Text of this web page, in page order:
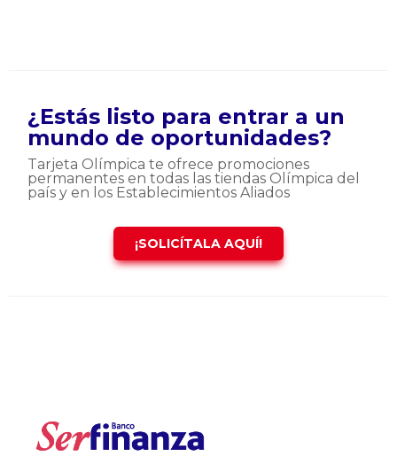
¿Estás listo para entrar a un
mundo de oportunidades?
Tarjeta Olímpica te ofrece promociones
permanentes en todas las tiendas Olímpica del
país y en los Establecimientos Aliados
¡SOLICÍTALA AQUÍ!